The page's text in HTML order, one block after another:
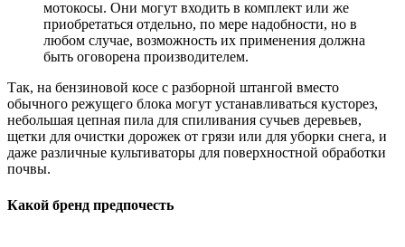
мотокосы. Они могут входить в комплект или же
приобретаться отдельно, по мере надобности, но в
любом случае, возможность их применения должна
быть оговорена производителем.
Так, на бензиновой косе с разборной штангой вместо
обычного режущего блока могут устанавливаться кусторез,
небольшая цепная пила для спиливания сучьев деревьев,
щетки для очистки дорожек от грязи или для уборки снега, и
даже различные культиваторы для поверхностной обработки
почвы.
Какой бренд предпочесть